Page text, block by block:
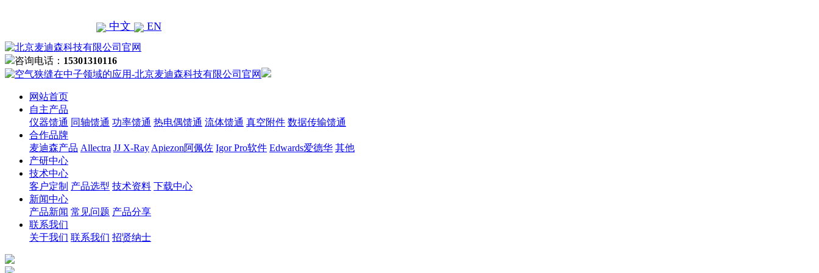
中文 EN
咨询电话： 15301310116
网站首页
自主产品
仪器馈通 同轴馈通 功率馈通 热电偶馈通 流体馈通 真空附件 数据传输馈通
合作品牌
麦迪森产品 Allectra JJ X-Ray Apiezon阿佩佐 Igor Pro软件 Edwards爱德华 其他
产研中心
技术中心
客户定制 产品选型 技术资料 下载中心
新闻中心
产品新闻 常见问题 产品分享
联系我们
关于我们 联系我们 招贤纳士